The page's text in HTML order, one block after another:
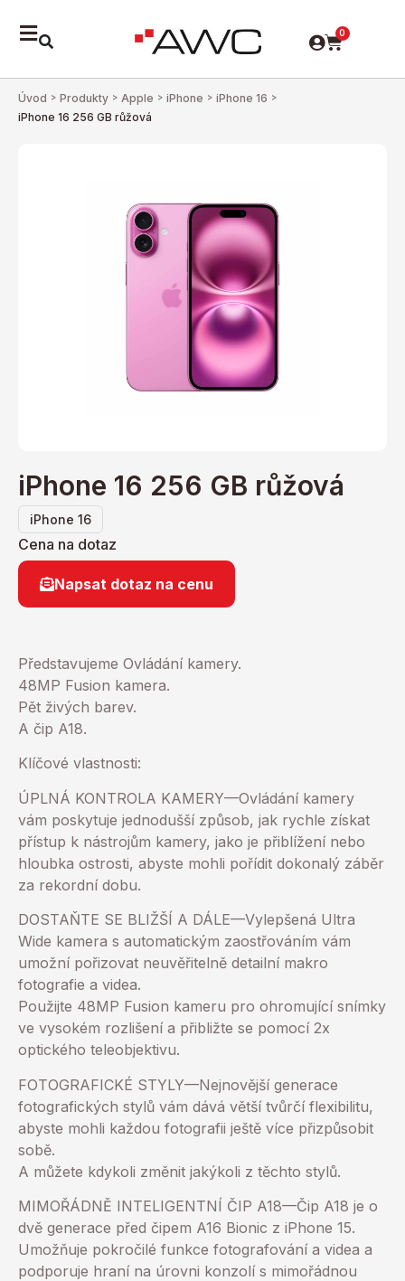
0
Úvod > Produkty > Apple > iPhone > iPhone 16 >
iPhone 16 256 GB růžová
iPhone 16
iPhone 16 256 GB růžová
Cena na dotaz
Napsat dotaz na cenu
Představujeme Ovládání kamery.
48MP Fusion kamera.
Pět živých barev.
A čip A18.
Klíčové vlastnosti:
ÚPLNÁ KONTROLA KAMERY—Ovládání kamery
vám poskytuje jednodušší způsob, jak rychle získat
přístup k nástrojům kamery, jako je přiblížení nebo
hloubka ostrosti, abyste mohli pořídit dokonalý záběr
za rekordní dobu.
DOSTAŇTE SE BLIŽŠÍ A DÁLE—Vylepšená Ultra
Wide kamera s automatickým zaostřováním vám
umožní pořizovat neuvěřitelně detailní makro
fotografie a videa.
Použijte 48MP Fusion kameru pro ohromující snímky
ve vysokém rozlišení a přibližte se pomocí 2x
optického teleobjektivu.
FOTOGRAFICKÉ STYLY—Nejnovější generace
fotografických stylů vám dává větší tvůrčí flexibilitu,
abyste mohli každou fotografii ještě více přizpůsobit
sobě.
A můžete kdykoli změnit jakýkoli z těchto stylů.
MIMOŘÁDNĚ INTELIGENTNÍ ČIP A18—Čip A18 je o
dvě generace před čipem A16 Bionic z iPhone 15.
Umožňuje pokročilé funkce fotografování a videa a
podporuje hraní na úrovni konzolí s mimořádnou